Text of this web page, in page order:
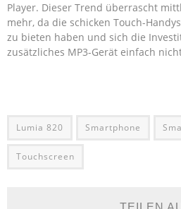
Player. Dieser Trend überrascht
mehr, da die schicken Touch-
zu bieten haben und sich die
zusätzliches MP3-Gerät einfach
Lumia 820 Smartphone
Touchscreen